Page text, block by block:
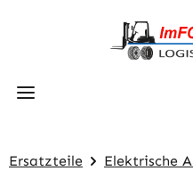
Zum Hauptinhalt springen
Ersatzteile Elektrische